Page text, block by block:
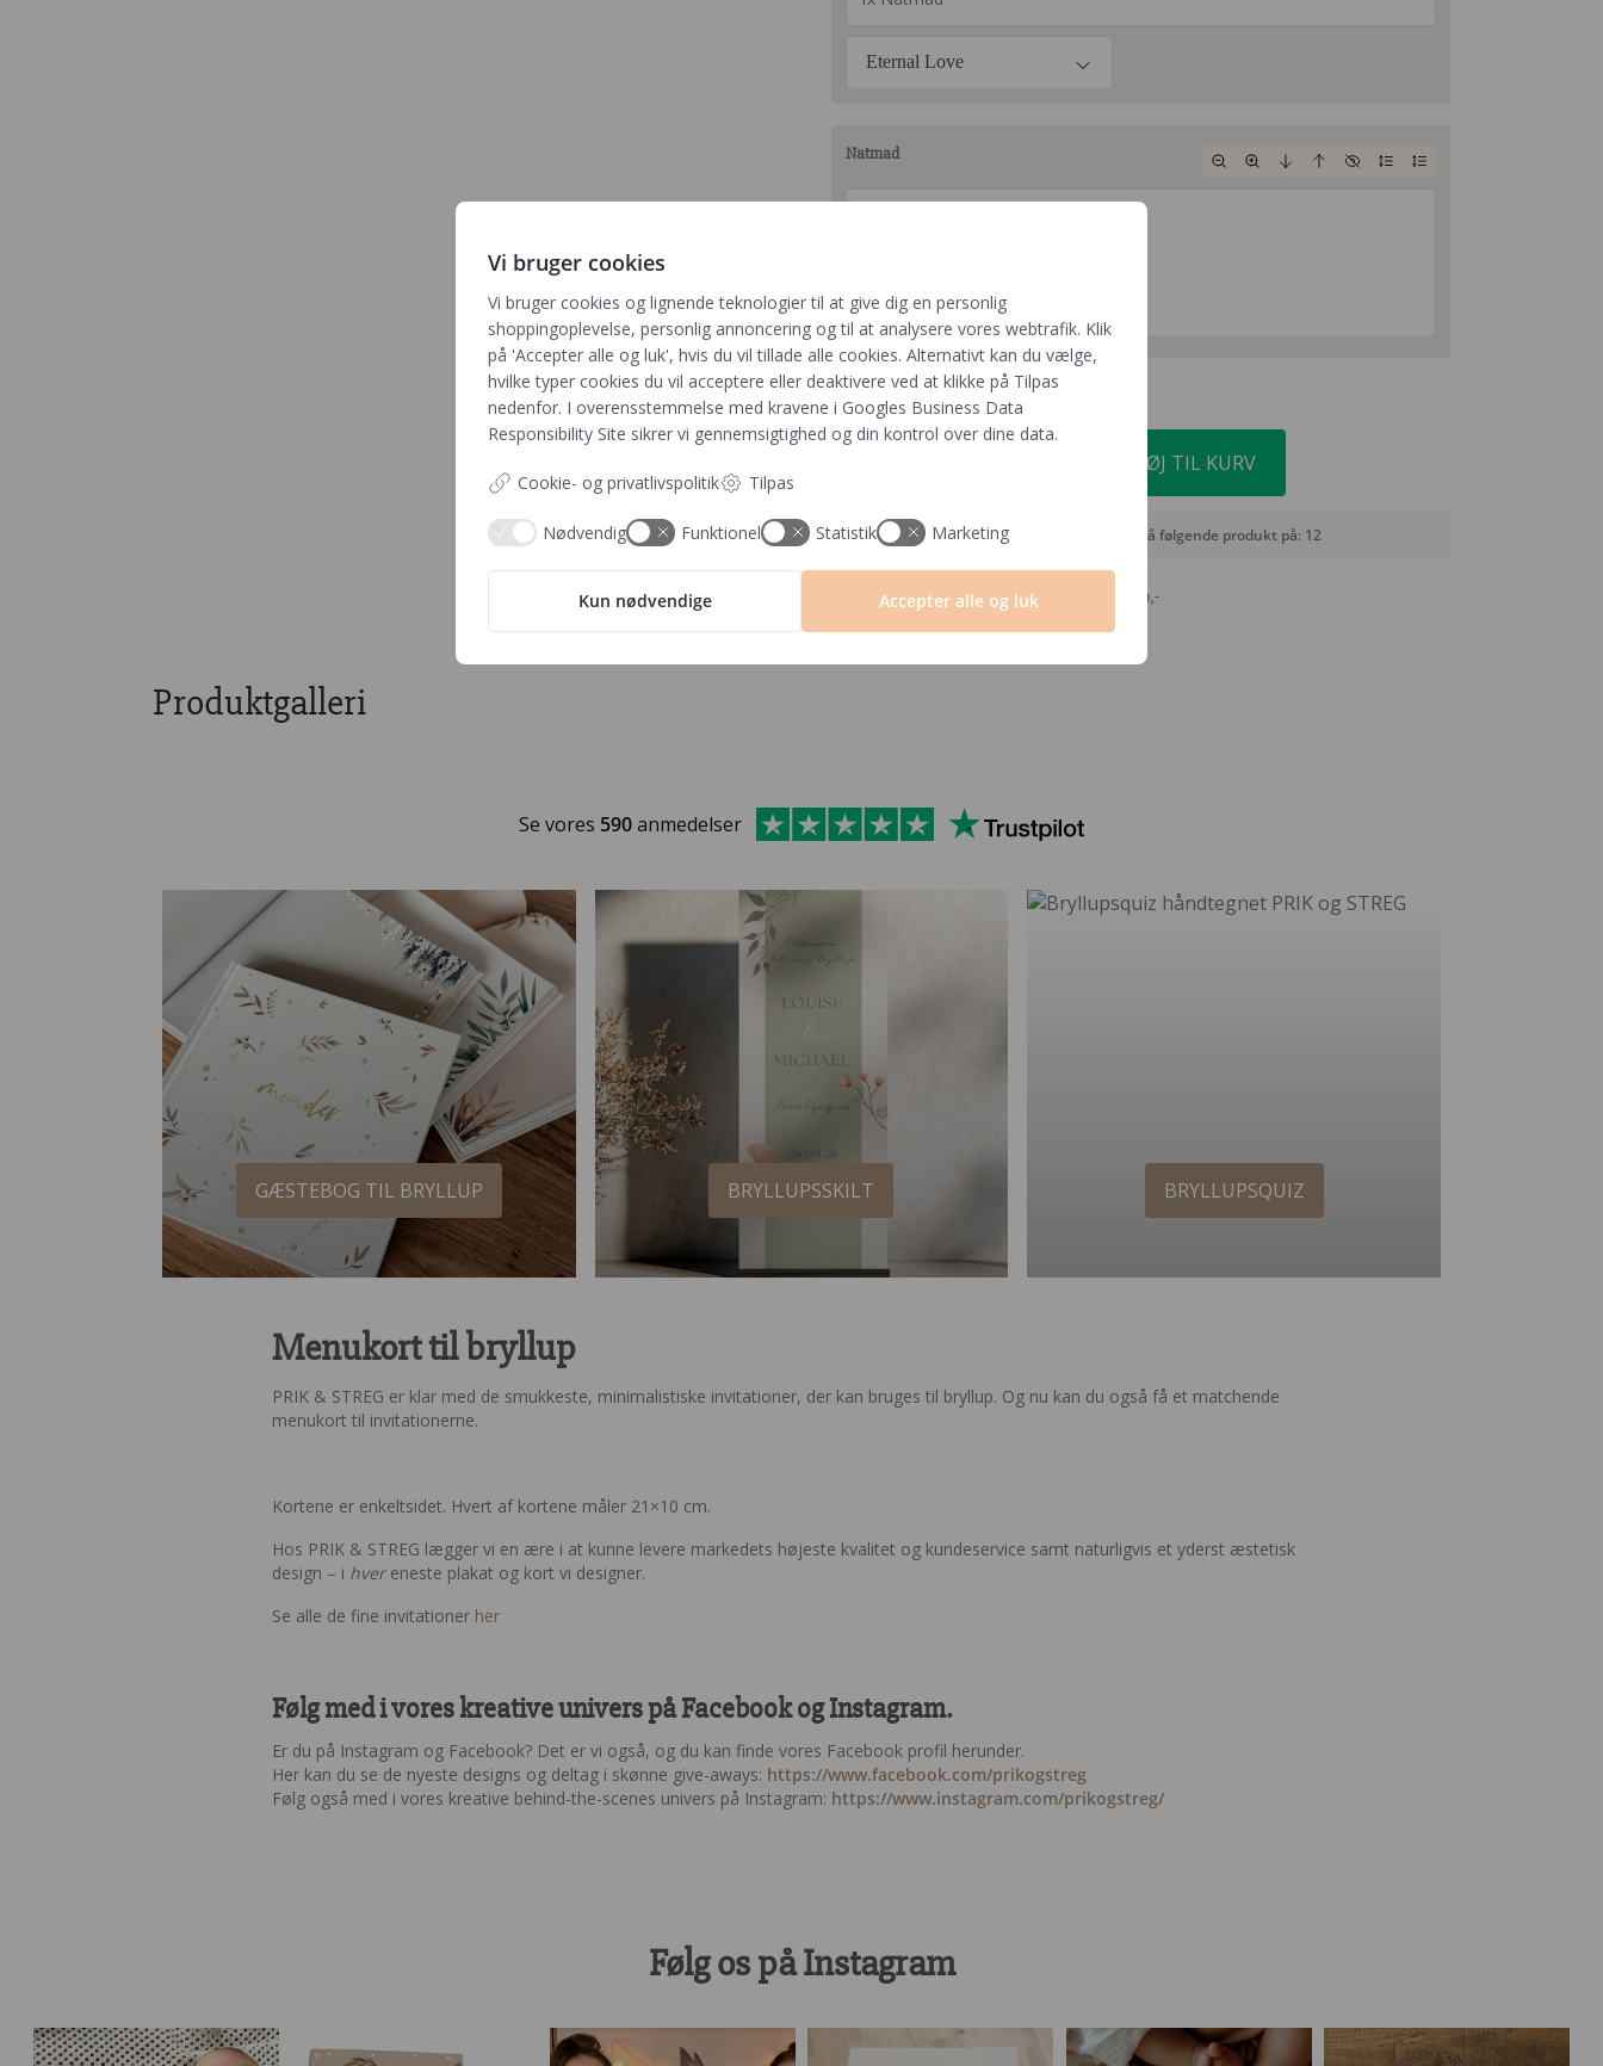
Eternal Love
Natmad
TILFØJ TIL KURV
Der er et min. bestillinger på følgende produkt på: 12
Fragt fra kun 29,- ∙ GRATIS fragt fra 399,-
Produktgalleri
Se vores 590anmedelser
GÆSTEBOG TIL BRYLLUP BRYLLUPSSKILT BRYLLUPSQUIZ
Menukort til bryllup
PRIK & STREG er klar med de smukkeste, minimalistiske invitationer, der kan bruges til bryllup. Og nu kan du også få et matchende
menukort til invitationerne.
Kortene er enkeltsidet. Hvert af kortene måler 21×10 cm.
Hos PRIK & STREG lægger vi en ære i at kunne levere markedets højeste kvalitet og kundeservice samt naturligvis et yderst æstetisk
design – i hvereneste plakat og kort vi designer.
Se alle de fine invitationer her
Følg med i vores kreative univers på Facebook og Instagram.
Er du på Instagram og Facebook? Det er vi også, og du kan finde vores Facebook profil herunder.
Her kan du se de nyeste designs og deltag i skønne give-aways: https://www.facebook.com/prikogstreg
Følg også med i vores kreative behind-the-scenes univers på Instagram: https://www.instagram.com/prikogstreg/
Følg os på Instagram
Vi bruger cookies
Vi bruger cookies og lignende teknologier til at give dig en personlig
shoppingoplevelse, personlig annoncering og til at analysere vores webtrafik. Klik
på 'Accepter alle og luk', hvis du vil tillade alle cookies. Alternativt kan du vælge,
hvilke typer cookies du vil acceptere eller deaktivere ved at klikke på Tilpas
nedenfor. I overensstemmelse med kravene i Googles Business Data
Responsibility Site sikrer vi gennemsigtighed og din kontrol over dine data.
Cookie- og privatlivspolitik Tilpas
Nødvendig Funktionel Statistik Marketing
Kun nødvendige Accepter alle og luk